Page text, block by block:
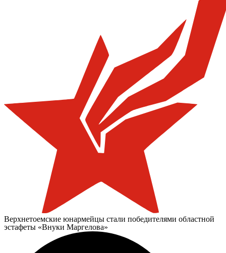
Верхнетоемские юнармейцы стали победителями областной
эстафеты «Внуки Маргелова»